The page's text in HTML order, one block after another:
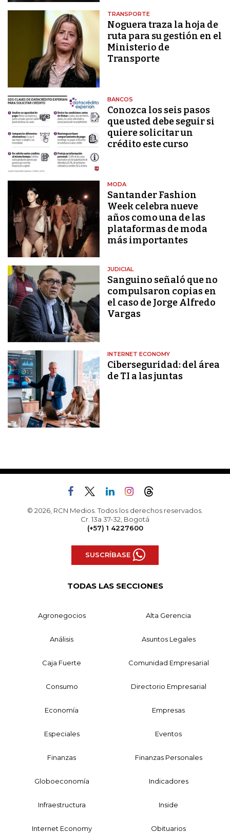
TRANSPORTE
Noguera traza la hoja de
ruta para su gestión en el
Ministerio de
Transporte
BANCOS
Conozca los seis pasos
que usted debe seguir si
quiere solicitar un
crédito este curso
MODA
Santander Fashion
Week celebra nueve
años como una de las
plataformas de moda
más importantes
JUDICIAL
Sanguino señaló que no
compulsaron copias en
el caso de Jorge Alfredo
Vargas
INTERNET ECONOMY
Ciberseguridad: del área
de TI a las juntas
© 2026, RCN Medios. Todos los derechos reservados.
Cr. 13a 37-32, Bogotá
(+57) 1 4227600
SUSCRÍBASE
TODAS LAS SECCIONES
Agronegocios Alta Gerencia
Análisis Asuntos Legales
Caja Fuerte Comunidad Empresarial
Consumo Directorio Empresarial
Economía Empresas
Especiales Eventos
Finanzas Finanzas Personales
Globoeconomía Indicadores
Infraestructura Inside
Internet Economy Obituarios